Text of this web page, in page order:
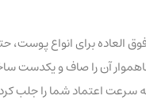
فوق العاده برای انواع
ناهموار آن را صاف و
اعتماد شما را جلب